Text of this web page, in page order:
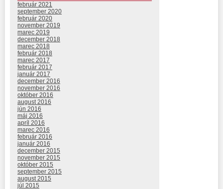
február 2021
september 2020
február 2020
november 2019
marec 2019
december 2018
marec 2018
február 2018
marec 2017
február 2017
január 2017
december 2016
november 2016
október 2016
august 2016
jún 2016
máj 2016
apríl 2016
marec 2016
február 2016
január 2016
december 2015
november 2015
október 2015
september 2015
august 2015
júl 2015